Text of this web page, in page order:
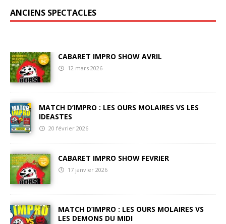
ANCIENS SPECTACLES
CABARET IMPRO SHOW AVRIL
12 mars 2026
MATCH D’IMPRO : LES OURS MOLAIRES VS LES
IDEASTES
20 février 2026
CABARET IMPRO SHOW FEVRIER
17 janvier 2026
MATCH D’IMPRO : LES OURS MOLAIRES VS
LES DEMONS DU MIDI